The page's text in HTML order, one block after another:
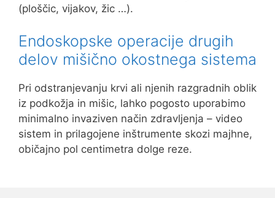
(ploščic, vijakov, žic …).
Endoskopske operacije drugih
delov mišično okostnega sistema
Pri odstranjevanju krvi ali njenih razgradnih oblik
iz podkožja in mišic, lahko pogosto uporabimo
minimalno invaziven način zdravljenja – video
sistem in prilagojene inštrumente skozi majhne,
običajno pol centimetra dolge reze.